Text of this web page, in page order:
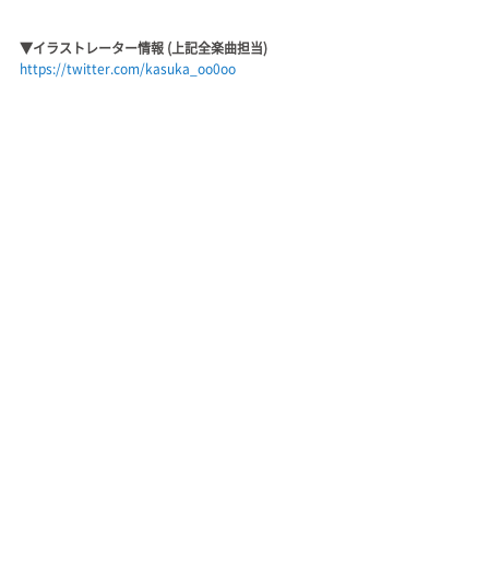
▼イラストレーター情報 (上記全楽曲担当)
https://twitter.com/kasuka_oo0oo